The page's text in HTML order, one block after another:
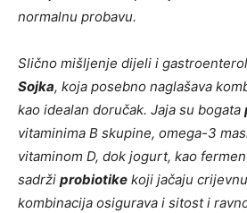
normalnu probavu.
Slično mišljenje dijeli i
Sojka, koja posebno naglašava
kao idealan doručak. Jaja su bogata
vitaminima B skupine, omega-3
vitaminom D, dok jogurt, kao
sadrži probiotike koji jačaju
kombinacija osigurava i sitost i